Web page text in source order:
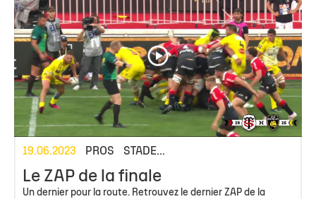
19.06.2023 PROS STADE...
Le ZAP de la finale
Un dernier pour la route. Retrouvez le dernier ZAP de la